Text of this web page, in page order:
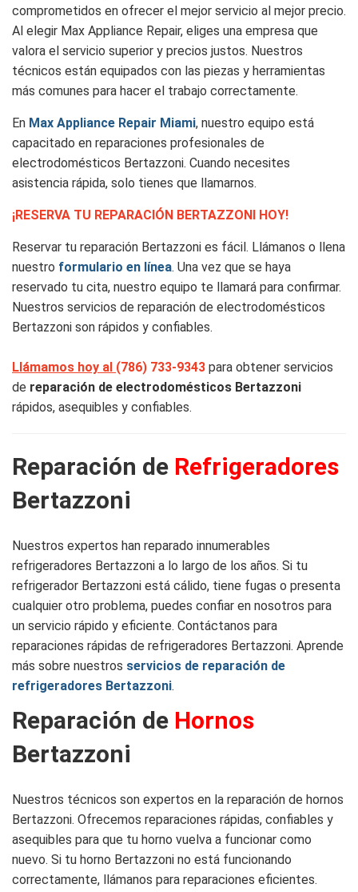
comprometidos en ofrecer el mejor servicio al mejor precio.
Al elegir Max Appliance Repair, eliges una empresa que
valora el servicio superior y precios justos. Nuestros
técnicos están equipados con las piezas y herramientas
más comunes para hacer el trabajo correctamente.
En Max Appliance Repair Miami, nuestro equipo está
capacitado en reparaciones profesionales de
electrodomésticos Bertazzoni. Cuando necesites
asistencia rápida, solo tienes que llamarnos.
¡RESERVA TU REPARACIÓN BERTAZZONI HOY!
Reservar tu reparación Bertazzoni es fácil. Llámanos o llena
nuestro formulario en línea. Una vez que se haya
reservado tu cita, nuestro equipo te llamará para confirmar.
Nuestros servicios de reparación de electrodomésticos
Bertazzoni son rápidos y confiables.
Llámamos hoy al (786) 733-9343 para obtener servicios
de reparación de electrodomésticos Bertazzoni
rápidos, asequibles y confiables.
Reparación de Refrigeradores
Bertazzoni
Nuestros expertos han reparado innumerables
refrigeradores Bertazzoni a lo largo de los años. Si tu
refrigerador Bertazzoni está cálido, tiene fugas o presenta
cualquier otro problema, puedes confiar en nosotros para
un servicio rápido y eficiente. Contáctanos para
reparaciones rápidas de refrigeradores Bertazzoni. Aprende
más sobre nuestros servicios de reparación de
refrigeradores Bertazzoni.
Reparación de Hornos
Bertazzoni
Nuestros técnicos son expertos en la reparación de hornos
Bertazzoni. Ofrecemos reparaciones rápidas, confiables y
asequibles para que tu horno vuelva a funcionar como
nuevo. Si tu horno Bertazzoni no está funcionando
correctamente, llámanos para reparaciones eficientes.